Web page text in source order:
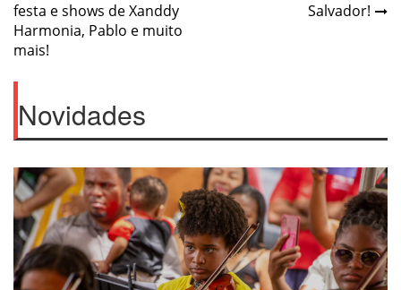
festa e shows de Xanddy
Harmonia, Pablo e muito
mais!
Salvador!
Novidades